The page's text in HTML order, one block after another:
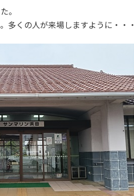
。
多くの人が来場しますように・・・